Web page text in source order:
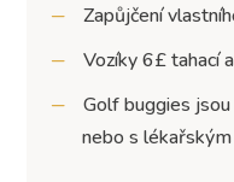
Zapůjčení
Vozíky 6£ tahací
Golf buggies
nebo s